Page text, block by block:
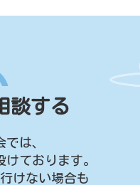
談する
は、
ております。
けない場合も